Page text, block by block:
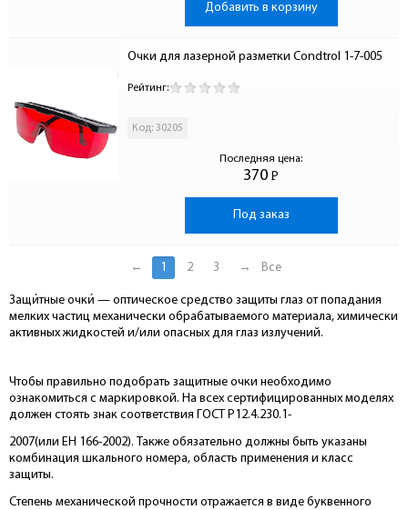
Добавить в корзину
Очки для лазерной разметки Condtrol 1-7-005
Рейтинг:
Код: 30205
Последняя цена:
370 Р
-
Под заказ
← 1 2 3 → Все
Защи́тные очки́ — оптическое средство защиты глаз от попадания
мелких частиц механически обрабатываемого материала, химически
активных жидкостей и/или опасных для глаз излучений.
Чтобы правильно подобрать защитные очки необходимо
ознакомиться с маркировкой. На всех сертифицированных моделях
должен стоять знак соответствия ГОСТ Р12.4.230.1-
2007(или ЕН 166-2002). Также обязательно должны быть указаны
комбинация шкального номера, область применения и класс
защиты.
Степень механической прочности отражается в виде буквенного